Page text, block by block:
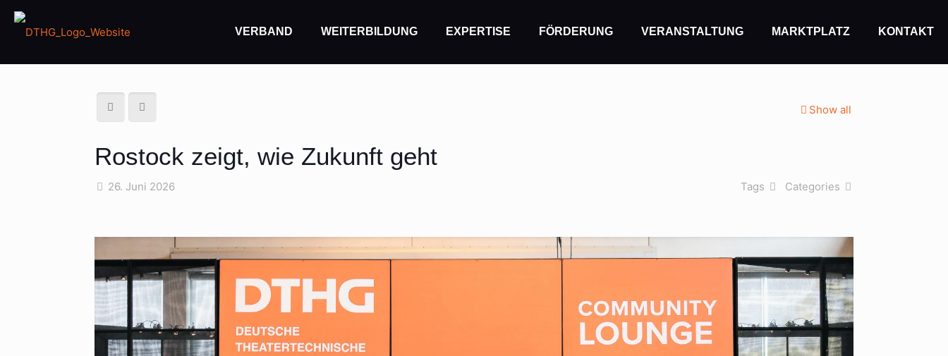
VERBAND WEITERBILDUNG EXPERTISE FÖRDERUNG VERANSTALTUNG MARKTPLATZ KONTAKT
Show all
Rostock zeigt, wie Zukunft geht
26. Juni 2026 Categories
Tags